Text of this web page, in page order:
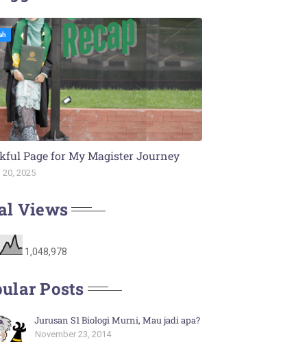
Page for My Magister Journey
20, 2025
Views
1,048,978
Posts
Jurusan S1 Biologi Murni, Mau jadi apa?
November 23, 2014